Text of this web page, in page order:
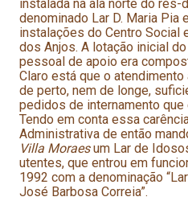
instalada na ala norte do
denominado Lar D. Maria Pia
instalações do Centro Social
dos Anjos. A lotação inicial
pessoal de apoio era
Claro está que o
de perto, nem de longe,
pedidos de internamento
Tendo em conta essa
Administrativa de então
Villa Moraesum Lar de
utentes, que entrou em
1992 com a denominação
José Barbosa Correia”.